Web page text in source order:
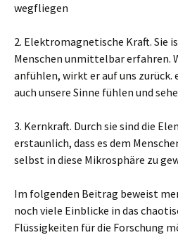
wegfliegen
2. Elektromagnetische Kraft. Sie
Menschen unmittelbar erfahren.
anfühlen, wirkt er auf uns zurück.
auch unsere Sinne fühlen und
3. Kernkraft. Durch sie sind die
erstaunlich, dass es dem
selbst in diese Mikrosphäre zu
Im folgenden Beitrag beweist
noch viele Einblicke in das
Flüssigkeiten für die Forschung